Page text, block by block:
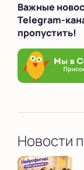
Важные
Telegram-
пропустить!
Новости